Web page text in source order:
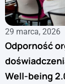
29 marca, 2026
Odporność
Well-being